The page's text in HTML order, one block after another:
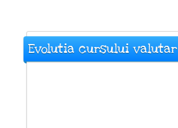
Evolutia cursului valutar